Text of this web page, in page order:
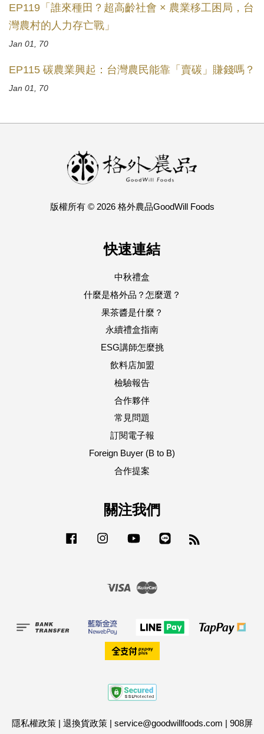
EP119「誰來種田？超高齡社會 × 農業移工困局，台
灣農村的人力存亡戰」
Jan 01, 70
EP115 碳農業興起：台灣農民能靠「賣碳」賺錢嗎？
Jan 01, 70
版權所有 © 2026 格外農品GoodWill Foods
快速連結
中秋禮盒
什麼是格外品？怎麼選？
果茶醬是什麼？
永續禮盒指南
ESG講師怎麼挑
飲料店加盟
檢驗報告
合作夥伴
常見問題
訂閱電子報
Foreign Buyer (B to B)
合作提案
關注我們
Facebook Instagram YouTube
Visa
隱私權政策| 退換貨政策| service@goodwillfoods.com | 908屏